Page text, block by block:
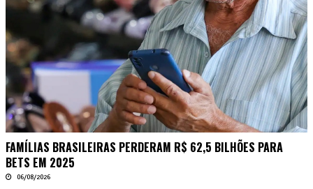
FAMÍLIAS BRASILEIRAS PERDERAM R$ 62,5 BILHÕES PARA
BETS EM 2025
06/08/2026